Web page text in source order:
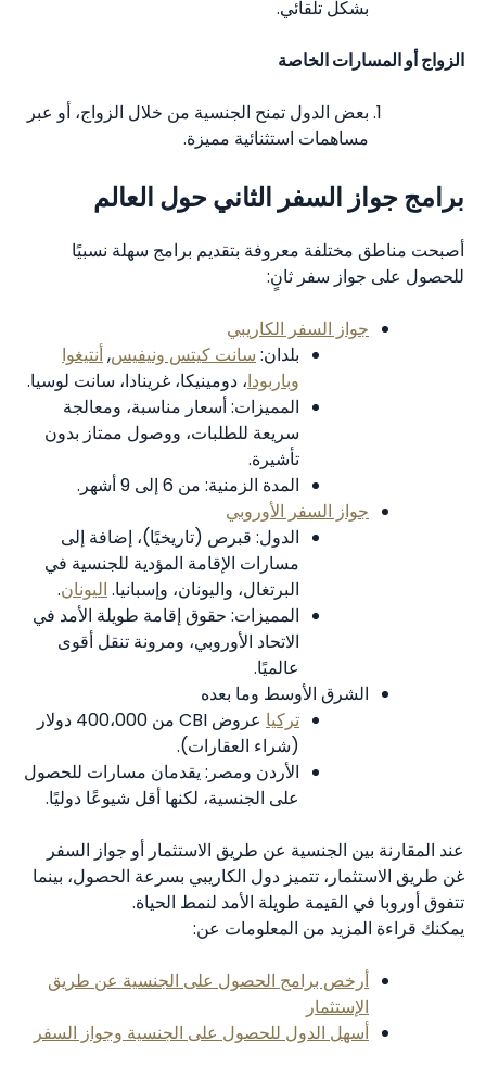
بشكل تلقائي.
الزواج أو المسارات الخاصة
بعض الدول تمنح الجنسية من خلال الزواج، أو عبر
مساهمات استثنائية مميزة.
برامج جواز السفر الثاني حول العالم
أصبحت مناطق مختلفة معروفة بتقديم برامج سهلة نسبيًا
للحصول على جواز سفر ثانٍ:
جواز السفر الكاريبي
بلدان: سانت كيتس ونيفيس,أنتيغوا
وباربودا، دومينيكا، غرينادا، سانت لوسيا.
المميزات: أسعار مناسبة، ومعالجة
سريعة للطلبات، ووصول ممتاز بدون
تأشيرة.
المدة الزمنية: من 6 إلى 9 أشهر.
جواز السفر الأوروبي
الدول: قبرص (تاريخيًا)، إضافة إلى
مسارات الإقامة المؤدية للجنسية في
البرتغال، واليونان، وإسبانيا. اليونان.
المميزات: حقوق إقامة طويلة الأمد في
الاتحاد الأوروبي، ومرونة تنقل أقوى
عالميًا.
الشرق الأوسط وما بعده
تركيا
عروض CBI من 400،000 دولار
(شراء العقارات).
الأردن ومصر: يقدمان مسارات للحصول
على الجنسية، لكنها أقل شيوعًا دوليًا.
عند المقارنة بين الجنسية عن طريق الاستثمار أو جواز السفر
غن طريق الاستثمار، تتميز دول الكاريبي بسرعة الحصول، بينما
تتفوق أوروبا في القيمة طويلة الأمد لنمط الحياة.
يمكنك قراءة المزيد من المعلومات عن:
أرخص برامج الحصول على الجنسية عن طريق
الإستثمار
أسهل الدول للحصول على الجنسية وجواز السفر